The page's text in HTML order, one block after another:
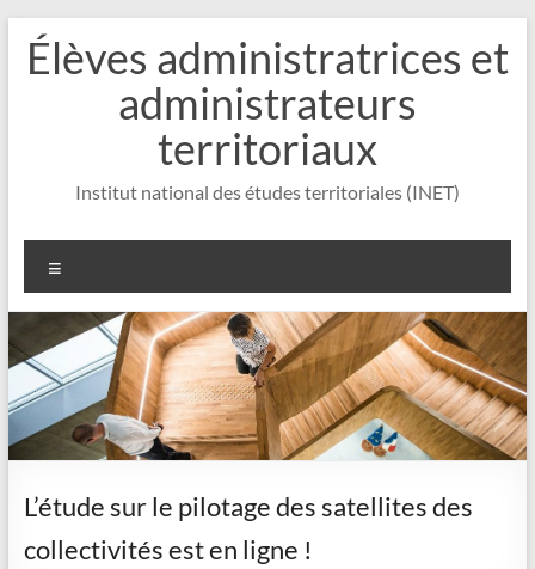
Aller
contenu
Élèves administratrices et
administrateurs
territoriaux
Institut national des études territoriales (INET)
L’étude sur le pilotage des satellites des
collectivités est en ligne !